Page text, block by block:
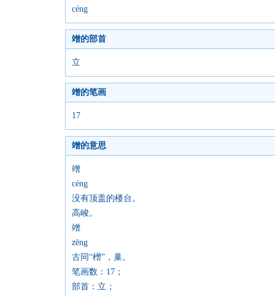
céng
竲的部首
立
竲的笔画
17
竲的意思
竲
céng
没有顶盖的楼台。
高峻。
竲
zēng
古同“橧”，巢。
笔画数：17；
部首：立；